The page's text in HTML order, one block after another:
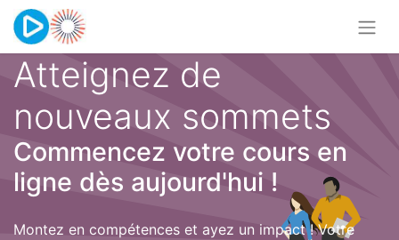
Atteignez de
nouveaux sommets
Commencez votre cours en
ligne dès aujourd'hui !
Montez en compétences et ayez un impact ! Votre